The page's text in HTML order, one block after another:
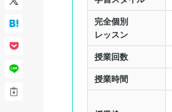
完全個別
レッスン
授業回数
授業時間